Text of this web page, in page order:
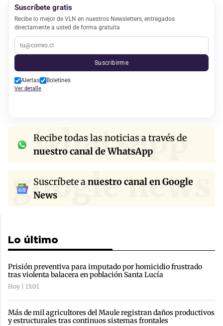
Suscríbete gratis
Recibe lo mejor de VLN en nuestros Newsletters, entregados
directamente a usted de forma gratuita
Suscribirme
Alertas Boletines
Ver detalle
whatsapp
Recibe todas las noticias a través de
nuestro canal de WhatsApp
google news
Suscríbete anuestro canal en Google
News
Lo último
Prisión preventiva para imputado por homicidio frustrado
tras violenta balacera en población Santa Lucía
Hoy | 13:01
Más de mil agricultores del Maule registran daños productivos
y estructurales tras continuos sistemas frontales